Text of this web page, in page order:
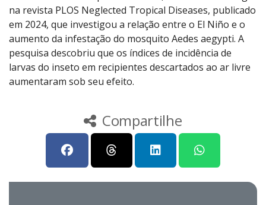
na revista PLOS Neglected Tropical Diseases, publicado
em 2024, que investigou a relação entre o El Niño e o
aumento da infestação do mosquito Aedes aegypti. A
pesquisa descobriu que os índices de incidência de
larvas do inseto em recipientes descartados ao ar livre
aumentaram sob seu efeito.
Compartilhe